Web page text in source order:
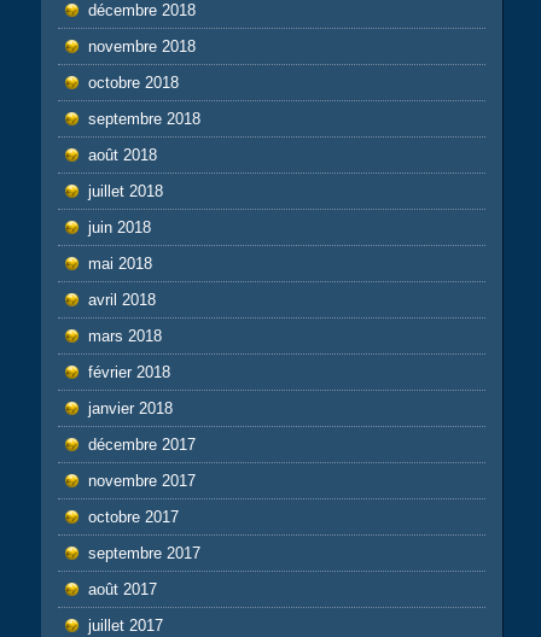
décembre 2018
novembre 2018
octobre 2018
septembre 2018
août 2018
juillet 2018
juin 2018
mai 2018
avril 2018
mars 2018
février 2018
janvier 2018
décembre 2017
novembre 2017
octobre 2017
septembre 2017
août 2017
juillet 2017